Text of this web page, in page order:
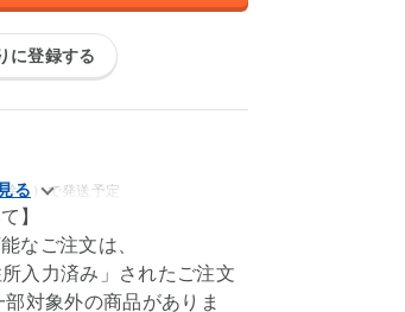
に登録する
く）で発送予定
】
なご注文は、
入力済み」されたご注文
対象外の商品がありま